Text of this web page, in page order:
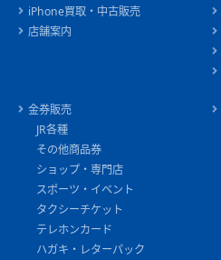
iPhone買取・中古販売
店舗案内
金券販売
JR各種
その他商品券
ショップ・専門店
スポーツ・イベント
タクシーチケット
テレホンカード
ハガキ・レターパック